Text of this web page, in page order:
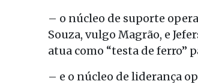
– o núcleo de suporte
Souza, vulgo Magrão, e
atua como “testa de ferro”
– e o núcleo de liderança